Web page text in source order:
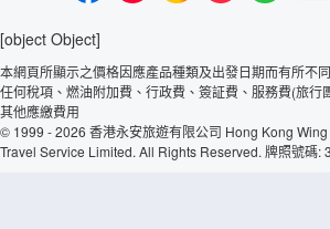
[object Object]
本網頁所顯示之價格因應產品種類及出發日期而有所不
任何稅項、燃油附加費、行政費、簽証費、服務費(旅行
其他應繳費用
© 1999 - 2026 香港永安旅遊有限公司 Hong Kong Wing
Travel Service Limited. All Rights Reserved. 牌照號碼: